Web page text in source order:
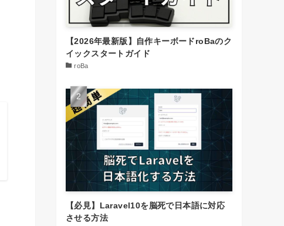
【2026年最新版】自作キーボードroBaのク
イックスタートガイド
roBa
【必見】Laravel10を脳死で日本語に対応
させる方法